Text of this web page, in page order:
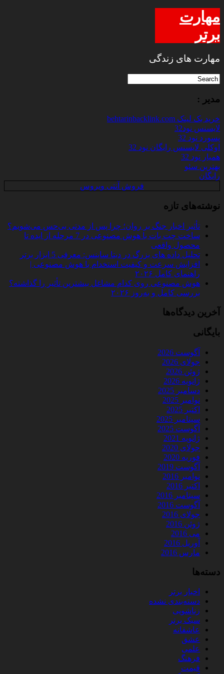
مهارت
برتر
مهارت های زندگی
مدیر :
خرید بک لینک behtarinbacklink.com
لایسنس نود32
پسورد نود 32
اوکلی لایسنس رایگان نود 32
همیار نود 32
بهترین سئو
رایگان
فروش آنتی ویروس
نوشته‌های تازه
تأثیر اخبار جنگ بر روان؛ چرا پس از مدتی بی‌حس می‌شویم؟
ساخت چت‌ بات با هوش مصنوعی در 7 مرحله از ایده تا
محصول واقعی
تحلیل داده‌ های بزرگ در دیتا ساینس: معرفی 5 ابزار برتر
افزایش سرعت و کیفیت استخدام با هوش مصنوعی |
راهنمای کامل ۲۰۲۶
هوش مصنوعی روی کدام مشاغل بیشترین تأثیر را گذاشته؟
بررسی کامل و به‌روز ۲۰۲۶
آخرین دیدگاه‌ها
بایگانی
آگوست 2026
جولای 2026
ژوئن 2026
ژانویه 2026
دسامبر 2025
نوامبر 2025
اکتبر 2025
سپتامبر 2025
آگوست 2025
ژانویه 2021
جولای 2020
فوریه 2020
آگوست 2019
نوامبر 2016
اکتبر 2016
سپتامبر 2016
آگوست 2016
جولای 2016
ژوئن 2016
می 2016
آوریل 2016
مارس 2016
دسته‌ها
اخبار برتر
دسته‌بندی نشده
زناشویی
سبک برتر
عاشقانه
عشق
علمی
فرهنگ
قیمت